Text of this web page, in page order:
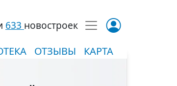
633 новостроек
ОТЗЫВЫ КАРТА